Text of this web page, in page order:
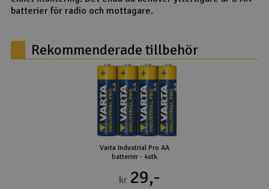
batterier för radio och mottagare.
Rekommenderade tillbehör
Varta Industrial Pro AA
batterier - 4stk
kr 29,-